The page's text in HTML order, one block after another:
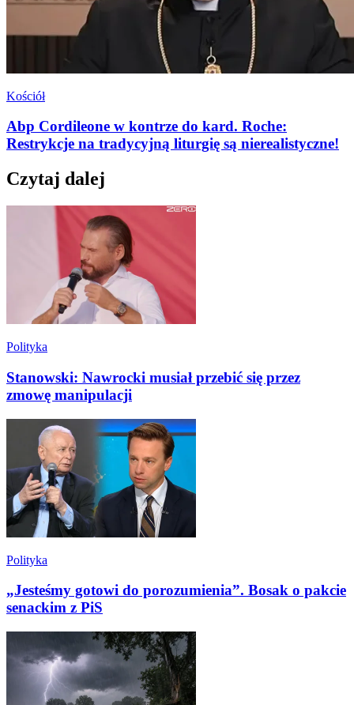
Kościół
Abp Cordileone w kontrze do kard. Roche:
Restrykcje na tradycyjną liturgię są nierealistyczne!
Czytaj dalej
Polityka
Stanowski: Nawrocki musiał przebić się przez
zmowę manipulacji
Polityka
„Jesteśmy gotowi do porozumienia”. Bosak o pakcie
senackim z PiS